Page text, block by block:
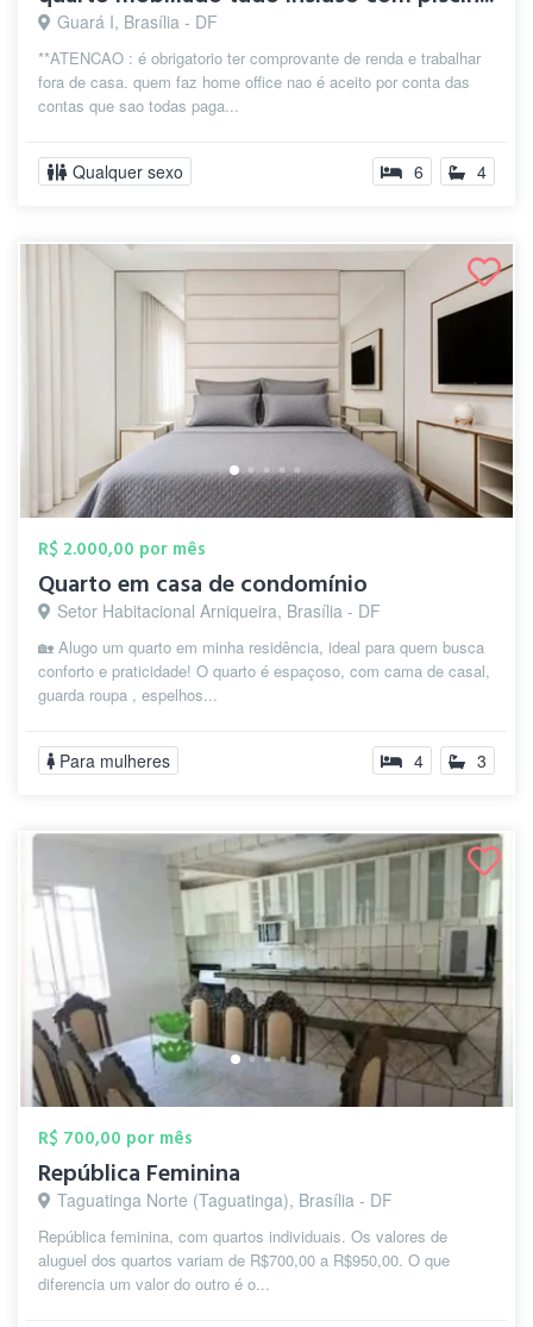
Guará I, Brasília - DF
**ATENCAO : é obrigatorio ter comprovante de renda e trabalhar
fora de casa. quem faz home office nao é aceito por conta das
contas que sao todas paga...
Qualquer sexo 6 4
R$ 2.000,00 por mês
Quarto em casa de condomínio
Setor Habitacional Arniqueira, Brasília - DF
🏡 Alugo um quarto em minha residência, ideal para quem busca
conforto e praticidade! O quarto é espaçoso, com cama de casal,
guarda roupa , espelhos...
Para mulheres 4 3
R$ 700,00 por mês
República Feminina
Taguatinga Norte (Taguatinga), Brasília - DF
República feminina, com quartos individuais. Os valores de
aluguel dos quartos variam de R$700,00 a R$950,00. O que
diferencia um valor do outro é o...